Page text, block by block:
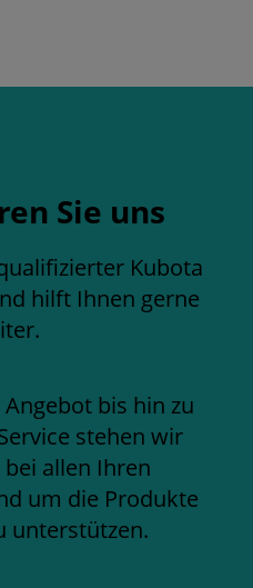
Sie uns
Kubota
hilft Ihnen gerne
bis hin zu
stehen wir
allen Ihren
um die Produkte
unterstützen.